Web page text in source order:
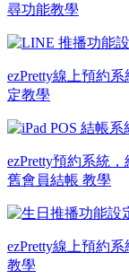
尋功能教學
ezPretty線上預約
定教學
ezPretty預約系統
舊會員結帳 教學
ezPretty線上預約
教學